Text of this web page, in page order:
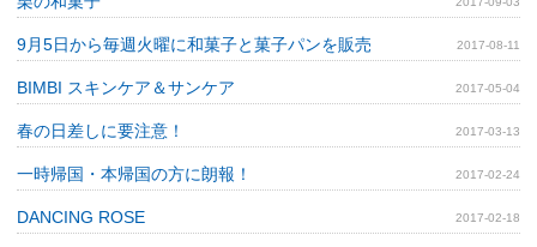
9月5日から毎週火曜に和菓子と菓子パンを販売 2017-08-11
BIMBI スキンケア＆サンケア 2017-05-04
春の日差しに要注意！ 2017-03-13
一時帰国・本帰国の方に朗報！ 2017-02-24
DANCING ROSE 2017-02-18